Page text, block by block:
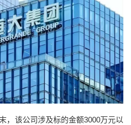
，该公司涉及标的金额3000万元以